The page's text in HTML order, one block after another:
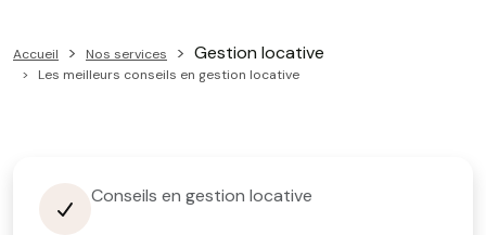
Accueil Nos services Gestion locative
Les meilleurs conseils en gestion locative
Conseils en gestion locative